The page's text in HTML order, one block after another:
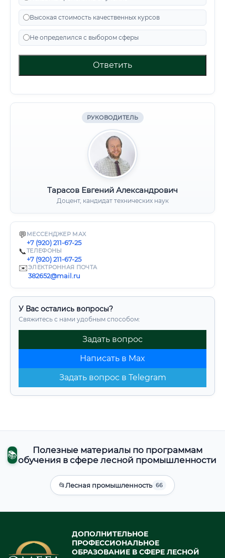
Высокая стоимость качественных курсов
Не определился с выбором сферы
Ответить
РУКОВОДИТЕЛЬ
Тарасов Евгений Александрович
Доцент, кандидат технических наук
💬 МЕССЕНДЖЕР MAX
+7 (920) 211-67-25
📞ТЕЛЕФОНЫ
+7 (920) 211-67-25
✉️ЭЛЕКТРОННАЯ ПОЧТА
382652@mail.ru
У Вас остались вопросы?
Свяжитесь с нами удобным способом:
Задать вопрос
Написать в Max
Задать вопрос в Telegram
📚
Полезные материалы по программам
обучения в сфере лесной промышленности
📂Лесная промышленность 66
ДОПОЛНИТЕЛЬНОЕ
ПРОФЕССИОНАЛЬНОЕ
ОБРАЗОВАНИЕ В СФЕРЕ ЛЕСНОЙ